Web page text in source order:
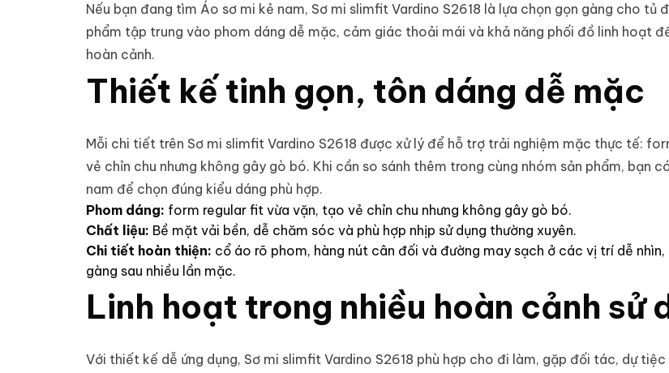
Nếu bạn đang tìm Áo sơ mi kẻ nam, Sơ mi slimfit Vardino S2618 là lựa chọn gọn gàng cho tủ
phẩm tập trung vào phom dáng dễ mặc, cảm giác thoải mái và khả năng phối đồ linh hoạt
hoàn cảnh.
Thiết kế tinh gọn, tôn dáng dễ mặc
Mỗi chi tiết trên Sơ mi slimfit Vardino S2618 được xử lý để hỗ trợ trải nghiệm mặc thực tế:
vẻ chỉn chu nhưng không gây gò bó. Khi cần so sánh thêm trong cùng nhóm sản phẩm, bạn
nam để chọn đúng kiểu dáng phù hợp.
Phom dáng: form regular fit vừa vặn, tạo vẻ chỉn chu nhưng không gây gò bó.
Chất liệu: Bề mặt vải bền, dễ chăm sóc và phù hợp nhịp sử dụng thường xuyên.
Chi tiết hoàn thiện: cổ áo rõ phom, hàng nút cân đối và đường may sạch ở các vị trí dễ nhìn,
gàng sau nhiều lần mặc.
Linh hoạt trong nhiều hoàn cảnh sử
Với thiết kế dễ ứng dụng, Sơ mi slimfit Vardino S2618 phù hợp cho đi làm, gặp đối tác, dự